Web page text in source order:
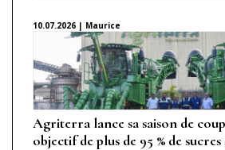
10.07.2026 | Maurice
Agriterra lance sa saison de
objectif de plus de 95 % de sucres